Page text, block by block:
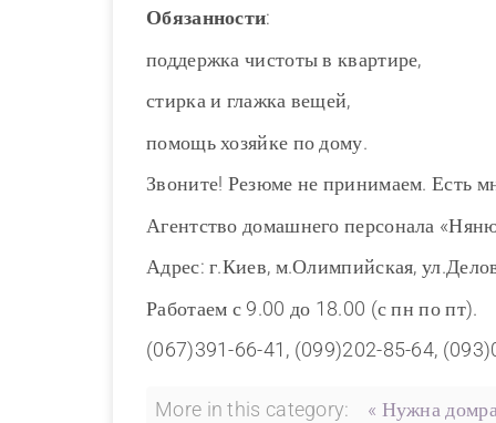
Обязанности:
поддержка чистоты в квартире,
стирка и глажка вещей,
помощь хозяйке по дому.
Звоните! Резюме не принимаем. Есть
Агентство домашнего персонала
Адрес: г.Киев, м.Олимпийская,
Работаем с 9.00 до 18.00 (с пн по пт).
(067)391-66-41, (099)202-85-64,
More in this category: « Нужна